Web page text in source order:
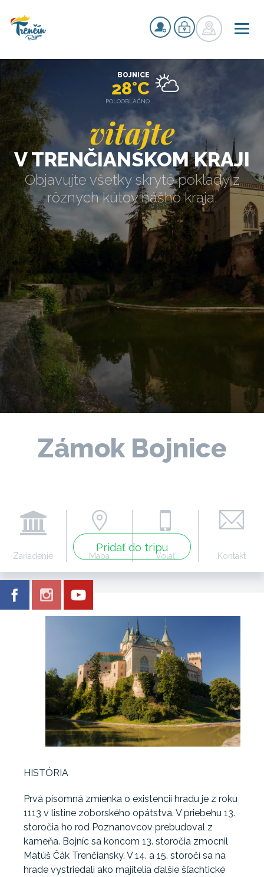
vitajte
V TRENČIANSKOM KRAJI
Objavujte všetky skryté poklady z
rôznych kútov nášho kraja.
BOJNICE
28°C
POLOOBLAČNO
Zámok Bojnice
Pridať do tripu
Zariadenie Mapa Volať Kontakt
HISTÓRIA
Prvá písomná zmienka o existencii hradu je z roku
1113 v listine zoborského opátstva. V priebehu 13.
storočia ho rod Poznanovcov prebudoval z
kameňa. Bojníc sa koncom 13. storočia zmocnil
Matúš Čák Trenčiansky. V 14. a 15. storočí sa na
hrade vystriedali ako majitelia ďalšie šľachtické